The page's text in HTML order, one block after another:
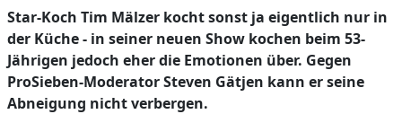
Star-Koch Tim Mälzer kocht sonst ja eigentlich nur in
der Küche - in seiner neuen Show kochen beim 53-
Jährigen jedoch eher die Emotionen über. Gegen
ProSieben-Moderator Steven Gätjen kann er seine
Abneigung nicht verbergen.